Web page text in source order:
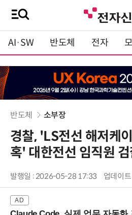
AI·SW 반도체 전자
반도체 소부장
경찰, 'LS전선 해저케
혹' 대한전선 임직원 검
발행일 : 2026-05-28 17:33 업데이